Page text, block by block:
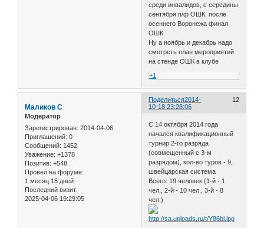
среди инвалидов, с середины
сентября п/ф ОШК, после
осеннего Воронежа финал
ОШК.
Ну а ноябрь и декабрь надо
смотреть план мероприятий
на стенде ОШК в клубе
+1
Поделиться 12
2014-
10-18 23:28:06
Маликов С
Модератор
Зарегистрирован: 2014-04-06
Приглашений: 0
Сообщений: 1452
Уважение: +1378
Позитив: +548
Провел на форуме:
1 месяц 15 дней
Последний визит:
2025-04-06 19:29:05
С 14 октября 2014 года
начался квалификационный
турнир 2-го разряда
(совмещенный с 3-м
разрядом), кол-во туров - 9,
швейцарская система
Всего: 19 человек (1-й - 1
чел., 2-й - 10 чел., 3-й - 8
чел.)